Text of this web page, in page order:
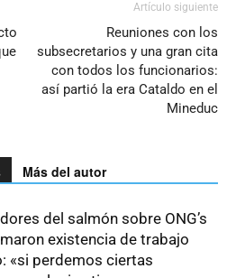
Artículo siguiente
Reuniones con los
subsecretarios y una gran cita
con todos los funcionarios:
así partió la era Cataldo en el
Mineduc
Más del autor
del salmón sobre ONG’s
existencia de trabajo
«si perdemos ciertas